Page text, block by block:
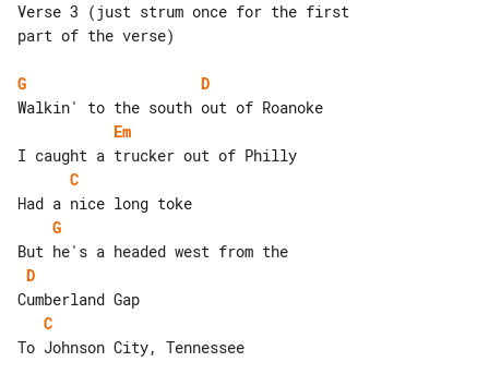
Verse 3 (just strum once for the first
part of the verse)
G
D
Em
C
G
D
C
To Johnson City, Tennessee